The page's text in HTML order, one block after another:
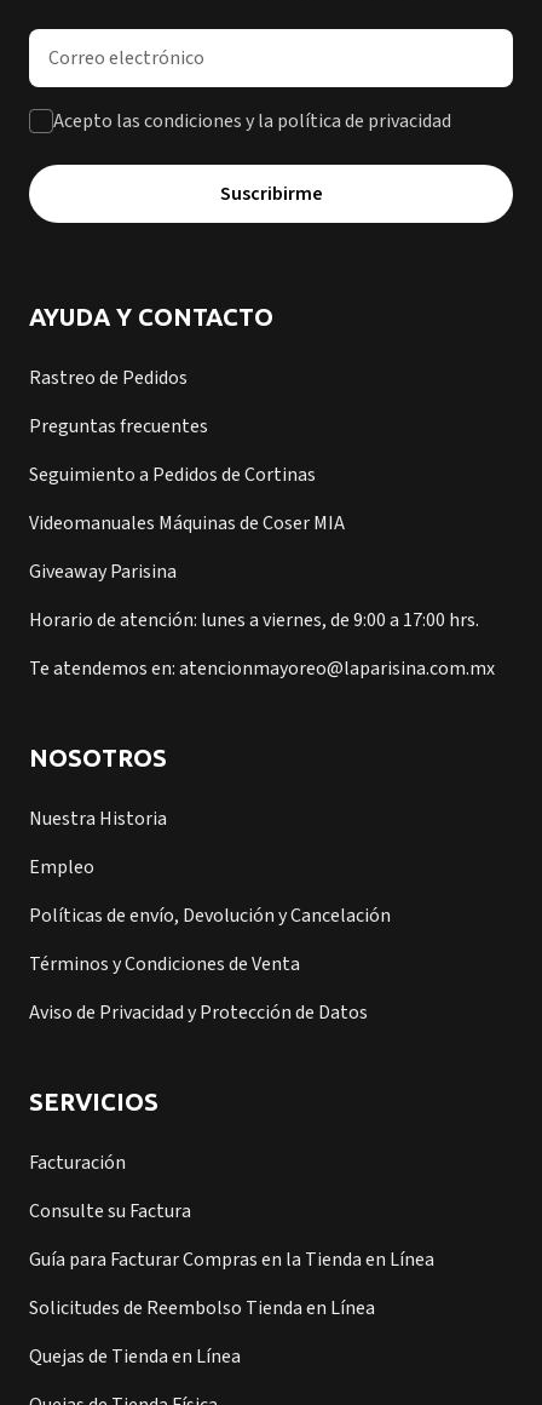
Dirección de correo electrónico
Acepto las condiciones y la política de privacidad
Suscribirme
AYUDA Y CONTACTO
Rastreo de Pedidos
Preguntas frecuentes
Seguimiento a Pedidos de Cortinas
Videomanuales Máquinas de Coser MIA
Giveaway Parisina
Horario de atención: lunes a viernes, de 9:00 a 17:00 hrs.
Te atendemos en: atencionmayoreo@laparisina.com.mx
NOSOTROS
Nuestra Historia
Empleo
Políticas de envío, Devolución y Cancelación
Términos y Condiciones de Venta
Aviso de Privacidad y Protección de Datos
SERVICIOS
Facturación
Consulte su Factura
Guía para Facturar Compras en la Tienda en Línea
Solicitudes de Reembolso Tienda en Línea
Quejas de Tienda en Línea